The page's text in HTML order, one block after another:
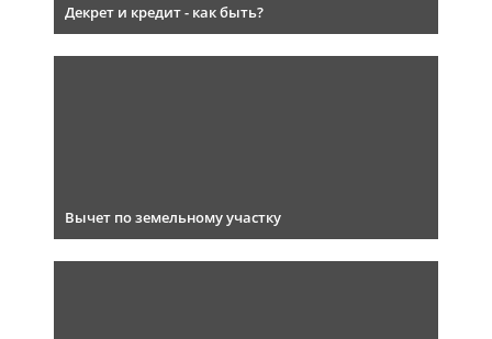
Декрет и кредит - как быть?
Вычет по земельному участку